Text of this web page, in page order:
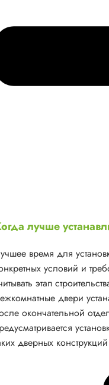
лучше
время для
условий и
этап
двери
окончательной
дверных